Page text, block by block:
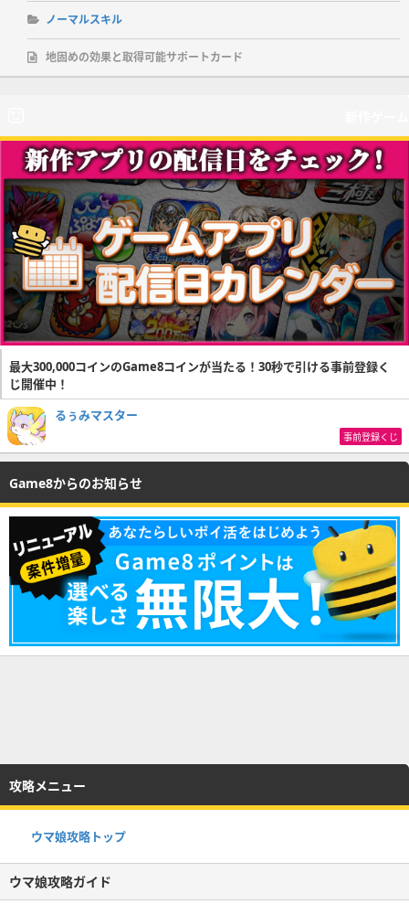
ノーマルスキル
地固めの効果と取得可能サポートカード
最大300,000コインのGame8コインが当たる！30秒で引ける事前登録く
じ開催中！
るぅみマスター
事前登録くじ
Game8からのお知らせ
攻略メニュー
ウマ娘攻略トップ
ウマ娘攻略ガイド